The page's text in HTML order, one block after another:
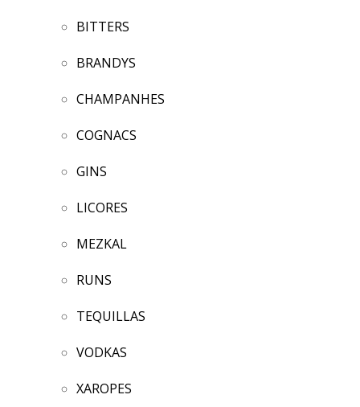
BITTERS
BRANDYS
CHAMPANHES
COGNACS
GINS
LICORES
MEZKAL
RUNS
TEQUILLAS
VODKAS
XAROPES